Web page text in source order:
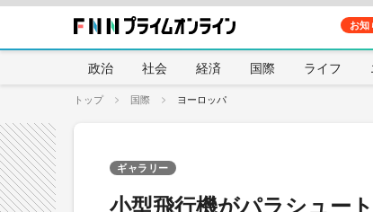
お知
政治 社会 経済 国際 ライフ
トップ 国際 ヨーロッパ
小型飛行機がパラシュー
ギャラリー